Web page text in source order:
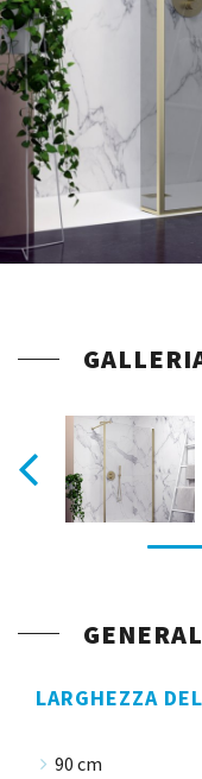
LARGHEZZA
90 cm